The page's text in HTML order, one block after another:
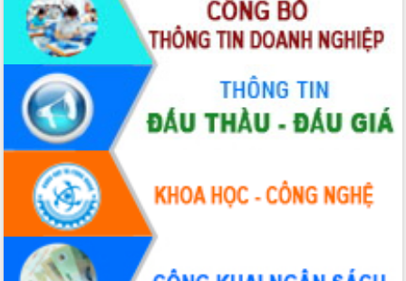
Bàn giải pháp tháo gỡ khó khăn trong
xuất khẩu sầu riêng và triển khai quy
định EUDR
Thứ trưởng Bộ Nông nghiệp và Môi
trường Nguyễn Hoàng Hiệp khảo sát
vùng trồng và doanh nghiệp đóng gói
sầu riêng tại Đắk Lắk
Trình diễn nghệ thuật chế biến các
món ăn từ sầu riêng
Đắk Lắk công bố Quy hoạch và xúc
tiến đầu tư tỉnh
Ngành cá ngừ Đắk Lắk chủ động thích
ứng để giữ vững thị trường xuất khẩu
Diễn đàn Kinh tế tư nhân Việt Nam đột